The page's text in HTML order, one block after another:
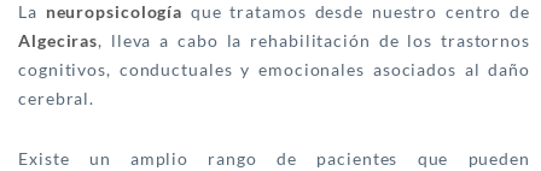
La neuropsicología que tratamos desde nuestro centro de
Algeciras, lleva a cabo la rehabilitación de los trastornos
cognitivos, conductuales y emocionales asociados al daño
cerebral.
Existe un amplio rango de pacientes que pueden